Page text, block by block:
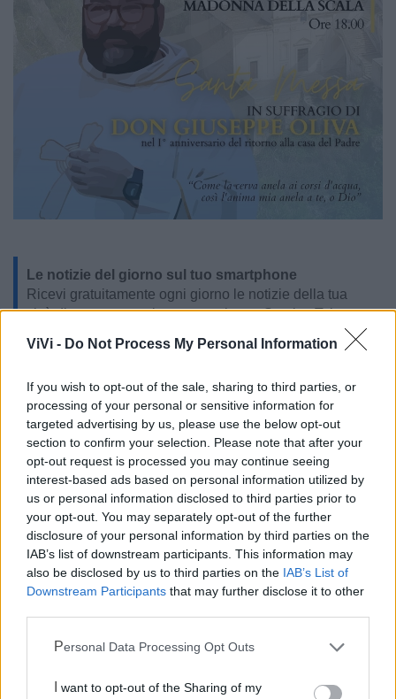
ViVi - Do Not Process My Personal Information
If you wish to opt-out of the sale, sharing to third parties, or
processing of your personal or sensitive information for
targeted advertising by us, please use the below opt-out
section to confirm your selection. Please note that after your
opt-out request is processed you may continue seeing
interest-based ads based on personal information utilized by
us or personal information disclosed to third parties prior to
your opt-out. You may separately opt-out of the further
disclosure of your personal information by third parties on the
IAB’s list of downstream participants. This information may
also be disclosed by us to third parties on the IAB’s List of
Downstream Participants that may further disclose it to other
Personal Data Processing Opt Outs
Le notizie del giorno sul tuo smartphone
Ricevi gratuitamente ogni giorno le notizie della tua
città direttamente sul tuo smartphone. Scarica Telegram
Farmacia di turno
Cimitero
Ufficio Postale
Polizia Locale
LE INFO UTILI DI MASSAFRA